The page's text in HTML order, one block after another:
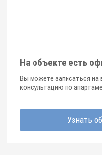
На объекте есть
Вы можете записаться на
консультацию по
Узнать